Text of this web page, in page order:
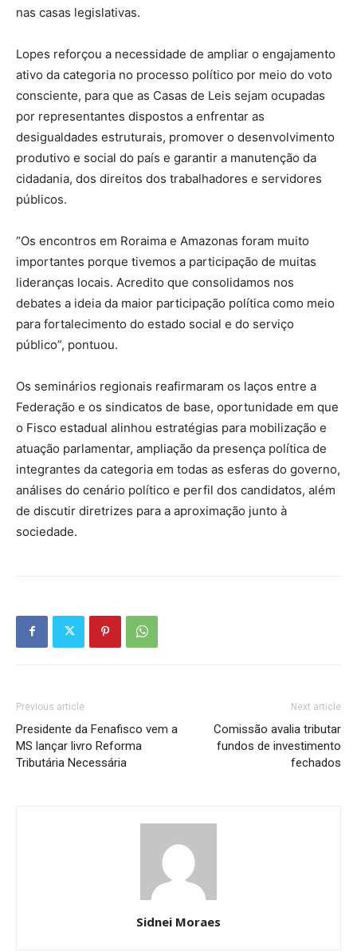
nas casas legislativas.
Lopes reforçou a necessidade de ampliar o engajamento
ativo da categoria no processo político por meio do voto
consciente, para que as Casas de Leis sejam ocupadas
por representantes dispostos a enfrentar as
desigualdades estruturais, promover o desenvolvimento
produtivo e social do país e garantir a manutenção da
cidadania, dos direitos dos trabalhadores e servidores
públicos.
“Os encontros em Roraima e Amazonas foram muito
importantes porque tivemos a participação de muitas
lideranças locais. Acredito que consolidamos nos
debates a ideia da maior participação política como meio
para fortalecimento do estado social e do serviço
público”, pontuou.
Os seminários regionais reafirmaram os laços entre a
Federação e os sindicatos de base, oportunidade em que
o Fisco estadual alinhou estratégias para mobilização e
atuação parlamentar, ampliação da presença política de
integrantes da categoria em todas as esferas do governo,
análises do cenário político e perfil dos candidatos, além
de discutir diretrizes para a aproximação junto à
sociedade.
Previous article
Presidente da Fenafisco vem a
MS lançar livro Reforma
Tributária Necessária
Next article
Comissão avalia tributar
fundos de investimento
fechados
Sidnei Moraes